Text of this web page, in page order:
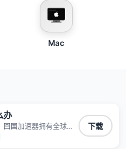
Mac
办
回国加速器拥有全球海
稳定，专为海外华人
地域限制，随时高速
下载